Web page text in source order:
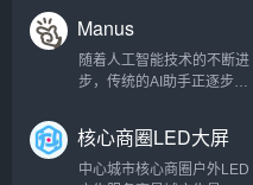
白也能轻松玩转AI。产品功
能：AI作图：用户可以通过
文字描述生成各种风格的图
个分享和交流AI提示词的平
台，帮助大家更...
红书、阿里巴巴等多维SEO
蓝海。我们不仅是搜索引擎
优化的深耕者，更是数字化
平台策略交织碰撞，为学员
开启通往数字化营销的新纪
Manus
随着人工智能技术的不断进
步，传统的AI助手正逐步向
日，一支中国研发团队震撼
发布了全球首款AI Agent产
核心商圈LED大屏
媒体
中心城市核心商圈户外LED